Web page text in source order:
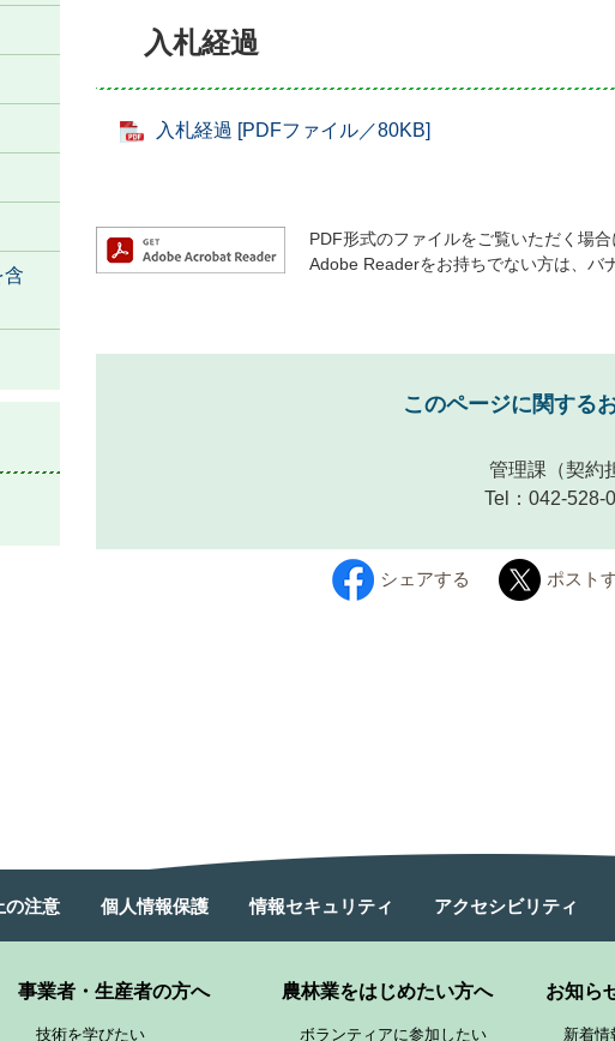
入札経過
入札経過 [PDFファイル／80KB]
PDF形式のファイルをご覧いただく場
Adobe Readerをお持ちでない方は、バ
このページに関する
管理課 （契約
Tel：042-528-
シェアする ポスト
含
の注意 個人情報保護 情報セキュリティ アクセシビリティ
事業者・生産者の方へ
技術を学びたい
農林業をはじめたい方へ
ボランティアに参加したい
お知ら
新着情